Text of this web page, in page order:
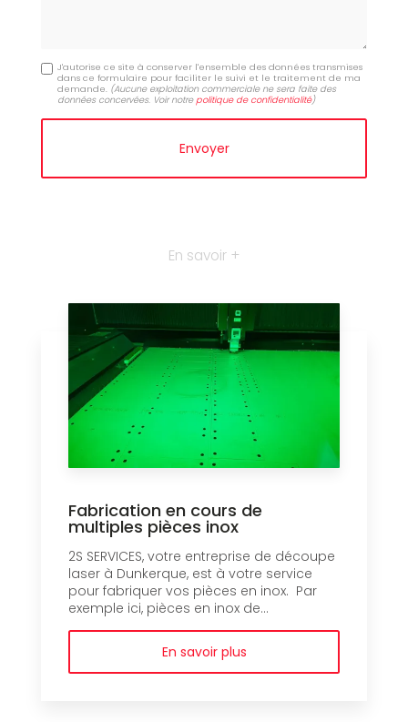
J'autorise ce site à conserver l'ensemble des données transmises
dans ce formulaire pour faciliter le suivi et le traitement de ma
demande. (Aucune exploitation commerciale ne sera faite des
données concervées. Voir notrepolitique de confidentialité)
En savoir +
Fabrication en cours de
multiples pièces inox
2S SERVICES, votre entreprise de découpe
laser à Dunkerque, est à votre service
pour fabriquer vos pièces en inox. Par
exemple ici, pièces en inox de...
En savoir plus